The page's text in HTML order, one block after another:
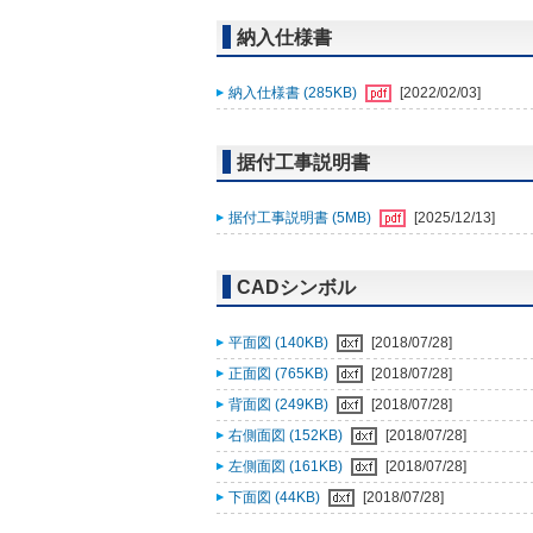
納入仕様書
納入仕様書 (285KB) [2022/02/03]
据付工事説明書
据付工事説明書 (5MB) [2025/12/13]
CADシンボル
平面図 (140KB)
[2018/07/28]
正面図 (765KB)
[2018/07/28]
背面図 (249KB)
[2018/07/28]
右側面図 (152KB)
[2018/07/28]
左側面図 (161KB)
[2018/07/28]
下面図 (44KB)
[2018/07/28]